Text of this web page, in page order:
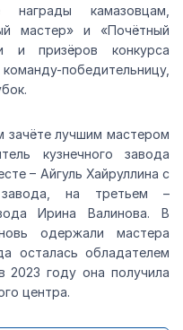
камазовцам,
мастер» и «Почётный
и призёров конкурса
победительницу,
зачёте лучшим мастером
кузнечного завода
– Айгуль Хайруллина с
завода, на третьем –
Ирина Валинова. В
одержали мастера
осталась обладателем
2023 году она получила
центра.